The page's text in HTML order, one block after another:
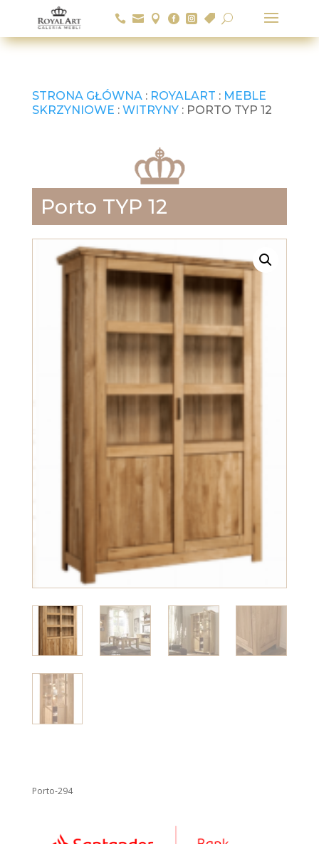
      U
STRONA GŁÓWNA: ROYALART : MEBLE
SKRZYNIOWE : WITRYNY: PORTO TYP 12
Porto TYP 12
Porto-294